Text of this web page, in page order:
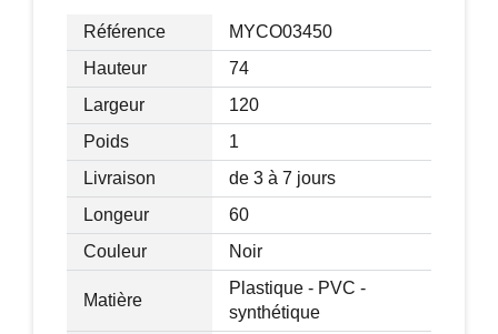
Charge max. recommandée : 30 Kg
(plateau), 5 Kg (tiroir), 5 Kg (étagère)
Livraison effectuée en 2 colis
Référence
MYCO03450
Hauteur
74
Largeur
120
Poids
1
Livraison
de 3 à 7 jours
Longeur
60
Couleur
Noir
Matière
Plastique - PVC -
synthétique